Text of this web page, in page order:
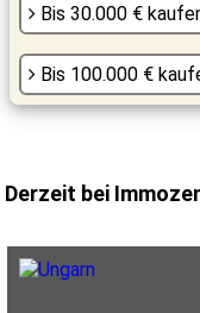
Bis 30.000 €
Bis 100.000 €
Derzeit bei